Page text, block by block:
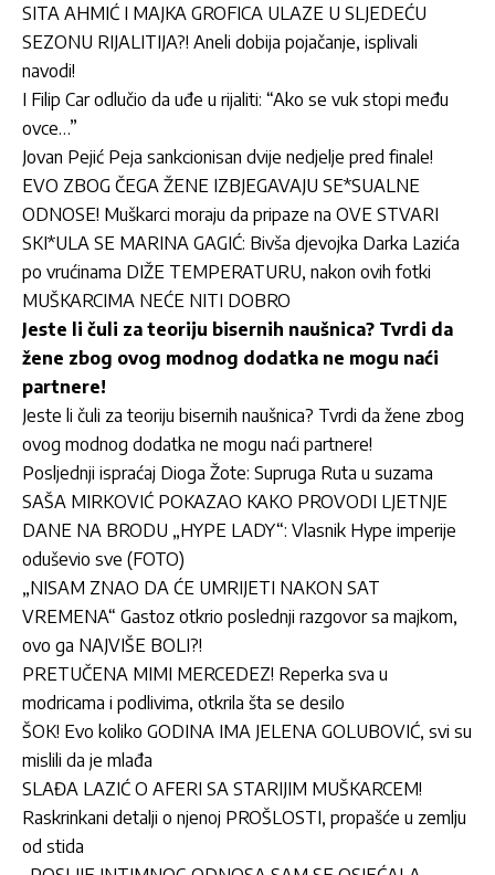
SITA AHMIĆ I MAJKA GROFICA ULAZE U SLJEDEĆU
SEZONU RIJALITIJA?! Aneli dobija pojačanje, isplivali
navodi!
I Filip Car odlučio da uđe u rijaliti: “Ako se vuk stopi među
ovce…”
Jovan Pejić Peja sankcionisan dvije nedjelje pred finale!
EVO ZBOG ČEGA ŽENE IZBJEGAVAJU SE*SUALNE
ODNOSE! Muškarci moraju da pripaze na OVE STVARI
SKI*ULA SE MARINA GAGIĆ: Bivša djevojka Darka Lazića
po vrućinama DIŽE TEMPERATURU, nakon ovih fotki
MUŠKARCIMA NEĆE NITI DOBRO
Jeste li čuli za teoriju bisernih naušnica? Tvrdi da
žene zbog ovog modnog dodatka ne mogu naći
partnere!
Jeste li čuli za teoriju bisernih naušnica? Tvrdi da žene zbog
ovog modnog dodatka ne mogu naći partnere!
Posljednji ispraćaj Dioga Žote: Supruga Ruta u suzama
SAŠA MIRKOVIĆ POKAZAO KAKO PROVODI LJETNJE
DANE NA BRODU „HYPE LADY“: Vlasnik Hype imperije
oduševio sve (FOTO)
„NISAM ZNAO DA ĆE UMRIJETI NAKON SAT
VREMENA“ Gastoz otkrio poslednji razgovor sa majkom,
ovo ga NAJVIŠE BOLI?!
PRETUČENA MIMI MERCEDEZ! Reperka sva u
modricama i podlivima, otkrila šta se desilo
ŠOK! Evo koliko GODINA IMA JELENA GOLUBOVIĆ, svi su
mislili da je mlađa
SLAĐA LAZIĆ O AFERI SA STARIJIM MUŠKARCEM!
Raskrinkani detalji o njenoj PROŠLOSTI, propašće u zemlju
od stida